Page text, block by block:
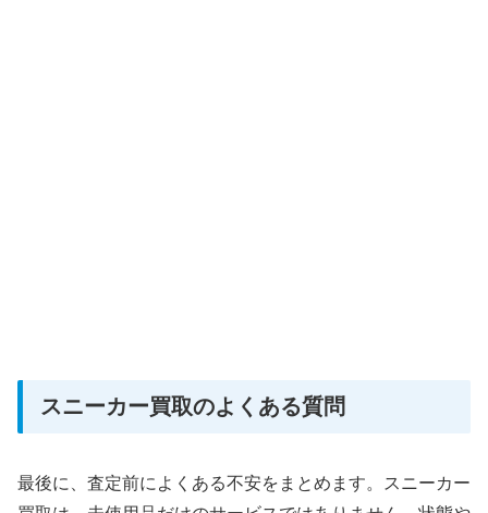
スニーカー買取のよくある質問
最後に、査定前によくある不安をまとめます。スニーカー